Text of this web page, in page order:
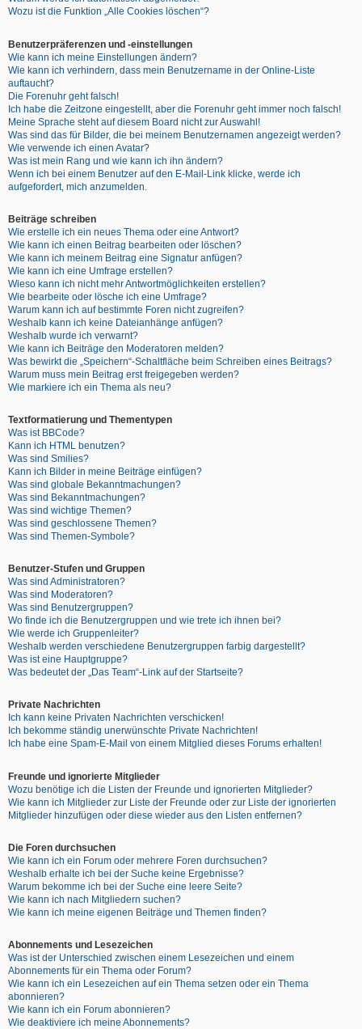
Wozu ist die Funktion „Alle Cookies löschen“?
Benutzerpräferenzen und -einstellungen
Wie kann ich meine Einstellungen ändern?
Wie kann ich verhindern, dass mein Benutzername in der Online-Liste
auftaucht?
Die Forenuhr geht falsch!
Ich habe die Zeitzone eingestellt, aber die Forenuhr geht immer noch falsch!
Meine Sprache steht auf diesem Board nicht zur Auswahl!
Was sind das für Bilder, die bei meinem Benutzernamen angezeigt werden?
Wie verwende ich einen Avatar?
Was ist mein Rang und wie kann ich ihn ändern?
Wenn ich bei einem Benutzer auf den E-Mail-Link klicke, werde ich
aufgefordert, mich anzumelden.
Beiträge schreiben
Wie erstelle ich ein neues Thema oder eine Antwort?
Wie kann ich einen Beitrag bearbeiten oder löschen?
Wie kann ich meinem Beitrag eine Signatur anfügen?
Wie kann ich eine Umfrage erstellen?
Wieso kann ich nicht mehr Antwortmöglichkeiten erstellen?
Wie bearbeite oder lösche ich eine Umfrage?
Warum kann ich auf bestimmte Foren nicht zugreifen?
Weshalb kann ich keine Dateianhänge anfügen?
Weshalb wurde ich verwarnt?
Wie kann ich Beiträge den Moderatoren melden?
Was bewirkt die „Speichern“-Schaltfläche beim Schreiben eines Beitrags?
Warum muss mein Beitrag erst freigegeben werden?
Wie markiere ich ein Thema als neu?
Textformatierung und Thementypen
Was ist BBCode?
Kann ich HTML benutzen?
Was sind Smilies?
Kann ich Bilder in meine Beiträge einfügen?
Was sind globale Bekanntmachungen?
Was sind Bekanntmachungen?
Was sind wichtige Themen?
Was sind geschlossene Themen?
Was sind Themen-Symbole?
Benutzer-Stufen und Gruppen
Was sind Administratoren?
Was sind Moderatoren?
Was sind Benutzergruppen?
Wo finde ich die Benutzergruppen und wie trete ich ihnen bei?
Wie werde ich Gruppenleiter?
Weshalb werden verschiedene Benutzergruppen farbig dargestellt?
Was ist eine Hauptgruppe?
Was bedeutet der „Das Team“-Link auf der Startseite?
Private Nachrichten
Ich kann keine Privaten Nachrichten verschicken!
Ich bekomme ständig unerwünschte Private Nachrichten!
Ich habe eine Spam-E-Mail von einem Mitglied dieses Forums erhalten!
Freunde und ignorierte Mitglieder
Wozu benötige ich die Listen der Freunde und ignorierten Mitglieder?
Wie kann ich Mitglieder zur Liste der Freunde oder zur Liste der ignorierten
Mitglieder hinzufügen oder diese wieder aus den Listen entfernen?
Die Foren durchsuchen
Wie kann ich ein Forum oder mehrere Foren durchsuchen?
Weshalb erhalte ich bei der Suche keine Ergebnisse?
Warum bekomme ich bei der Suche eine leere Seite?
Wie kann ich nach Mitgliedern suchen?
Wie kann ich meine eigenen Beiträge und Themen finden?
Abonnements und Lesezeichen
Was ist der Unterschied zwischen einem Lesezeichen und einem
Abonnements für ein Thema oder Forum?
Wie kann ich ein Lesezeichen auf ein Thema setzen oder ein Thema
abonnieren?
Wie kann ich ein Forum abonnieren?
Wie deaktiviere ich meine Abonnements?